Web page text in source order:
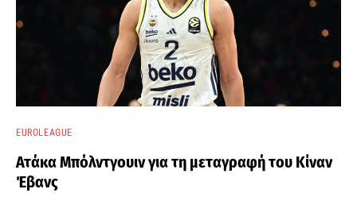
EUROLEAGUE
Ατάκα Μπόλντγουιν για τη μεταγραφή του Κίναν
Έβανς